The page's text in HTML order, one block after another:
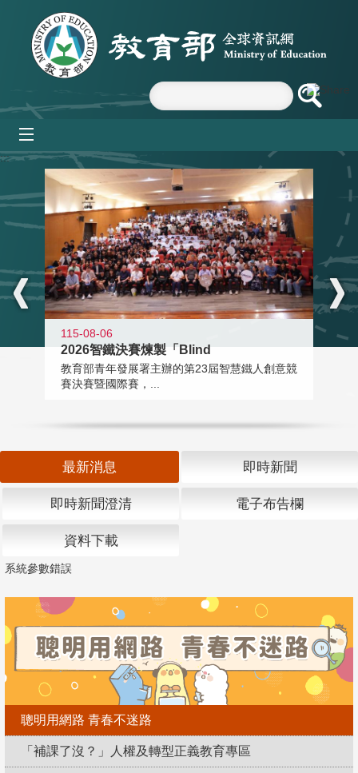
跳到主要內容區塊
:::
115-08-06
2026智鐵決賽煉製「Blind
教育部青年發展署主辦的第23屆智慧鐵人創意競
賽決賽暨國際賽，...
最新消息 即時新聞
即時新聞澄清 電子布告欄
資料下載
系統參數錯誤
聰明用網路 青春不迷路
「補課了沒？」人權及轉型正義教育專區